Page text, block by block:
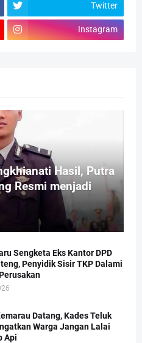
Twitter
Instagram
Hasil, Putra
Resmi menjadi
Sengketa Eks Kantor DPD
Penyidik Sisir TKP Dalami
Datang, Kades Teluk
Warga Jangan Lalai
Api